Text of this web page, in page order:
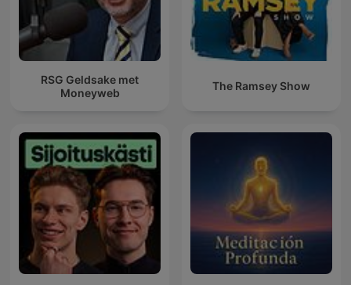
RSG Geldsake met
Moneyweb
The Ramsey Show